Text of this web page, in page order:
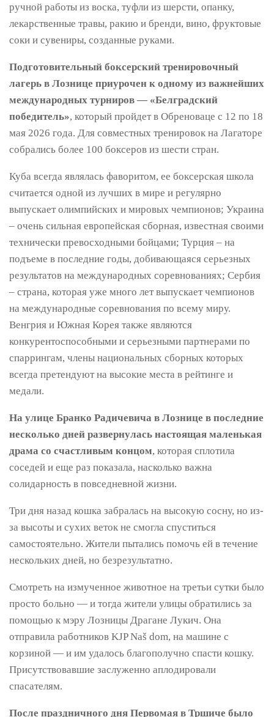
ручной работы из воска, туфли из шерсти, опанку,
лекарственные травы, ракию и бренди, вино, фруктовые
соки и сувениры, созданные руками.
Подготовительный боксерский тренировочный
лагерь в Лознице приурочен к одному из важнейших
международных турниров — «Белградский
победитель», который пройдет в Обреноваце с 12 по 18
мая 2026 года. Для совместных тренировок на Лагаторе
собрались более 100 боксеров из шести стран.
Куба всегда являлась фаворитом, ее боксерская школа
считается одной из лучших в мире и регулярно
выпускает олимпийских и мировых чемпионов; Украина
– очень сильная европейская сборная, известная своими
технически превосходными бойцами; Турция – на
подъеме в последние годы, добивающаяся серьезных
результатов на международных соревнованиях; Сербия
– страна, которая уже много лет выпускает чемпионов
на международные соревнования по всему миру.
Венгрия и Южная Корея также являются
конкурентоспособными и серьезными партнерами по
спаррингам, члены национальных сборных которых
всегда претендуют на высокие места в рейтинге и
медали.
На улице Бранко Радичевича в Лознице в последние
несколько дней развернулась настоящая маленькая
драма со счастливым концом, которая сплотила
соседей и еще раз показала, насколько важна
солидарность в повседневной жизни.
Три дня назад кошка забралась на высокую сосну, но из-
за высоты и сухих веток не смогла спуститься
самостоятельно. Жители пытались помочь ей в течение
нескольких дней, но безрезультатно.
Смотреть на измученное животное на третьи сутки было
просто больно — и тогда жители улицы обратились за
помощью к мэру Лозницы Драгане Лукич. Она
отправила работников KJP Naš dom, на машине с
корзиной — и им удалось благополучно спасти кошку.
Присутствовавшие заслуженно аплодировали
спасателям.
После праздничного дня Первомая в Тршиче было